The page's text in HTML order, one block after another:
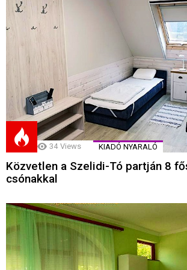
34 Views KIADÓ NYARALÓ
Közvetlen a Szelidi-Tó partján 8
csónakkal